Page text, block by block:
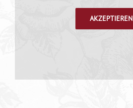
AKZEPTIEREN